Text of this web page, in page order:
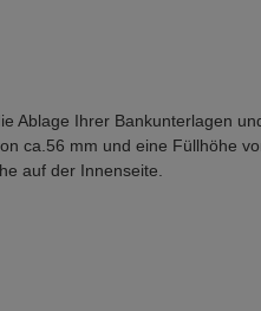
Ablage Ihrer Bankunterlagen
ca.56 mm und eine Füllhöhe
auf der Innenseite.